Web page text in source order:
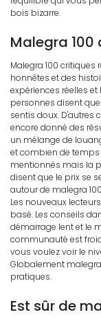
bois bizarre.
Malegra
Malegra 100
honnêtes et des
expériences réelles
personnes disent
sentis doux. D'autres
encore donné des
un mélange de
et combien de temps
mentionnés mais la
disent que le prix se
autour de malegra
Les nouveaux
basé. Les conseils
démarrage lent et le
communauté est
vous voulez voir le
Globalement
pratiques.
Est sûr de